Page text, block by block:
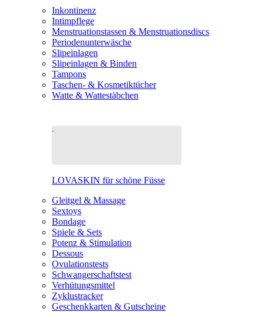
Inkontinenz
Intimpflege
Menstruationstassen & Menstruationsdiscs
Periodenunterwäsche
Slipeinlagen
Slipeinlagen & Binden
Tampons
Taschen- & Kosmetiktücher
Watte & Wattestäbchen
LOVASKIN für schöne Füsse
Gleitgel & Massage
Sextoys
Bondage
Spiele & Sets
Potenz & Stimulation
Dessous
Ovulationstests
Schwangerschaftstest
Verhütungsmittel
Zyklustracker
Geschenkkarten & Gutscheine